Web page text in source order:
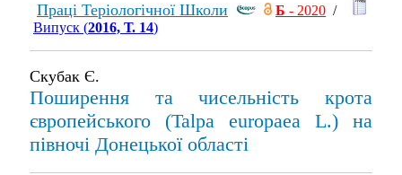
Праці Теріологічної Школи Б - 2020 /
Випуск (2016, Т. 14)
Скубак Є.
Поширення та чисельність крота
європейського (Talpa europaea L.) на
півночі Донецької області